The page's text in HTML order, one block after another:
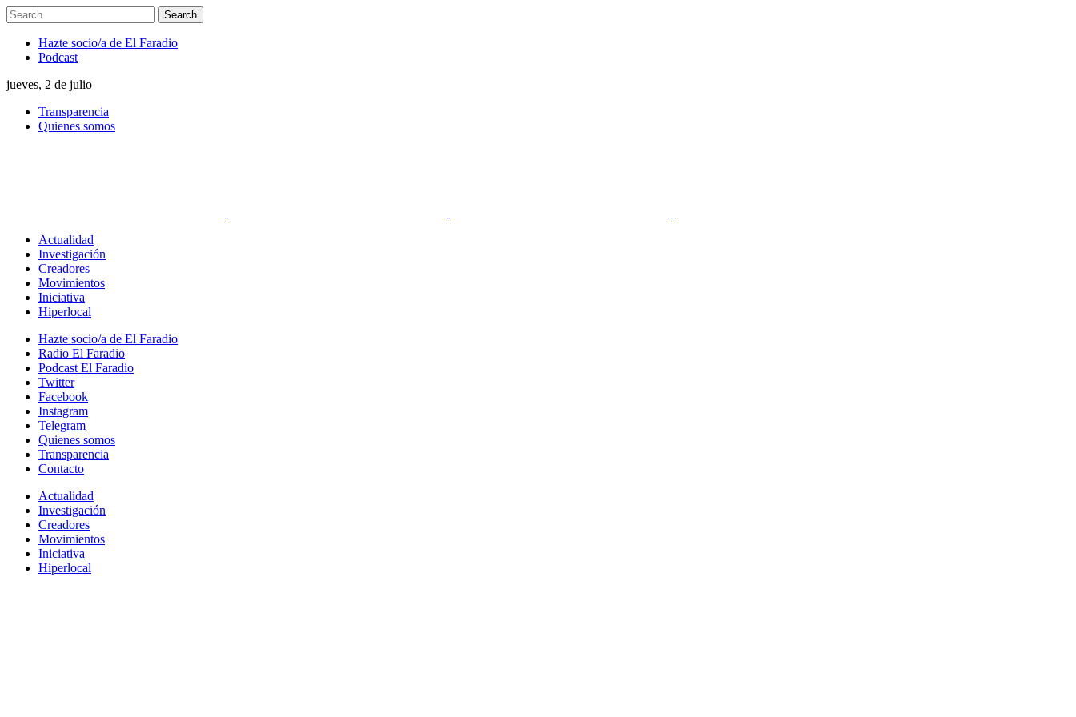
Hazte socio/a de El Faradio
Podcast
jueves, 2 de julio
Transparencia
Quienes somos
Actualidad
Investigación
Creadores
Movimientos
Iniciativa
Hiperlocal
Hazte socio/a de El Faradio
Radio El Faradio
Podcast El Faradio
Twitter
Facebook
Instagram
Telegram
Quienes somos
Transparencia
Contacto
Actualidad
Investigación
Creadores
Movimientos
Iniciativa
Hiperlocal